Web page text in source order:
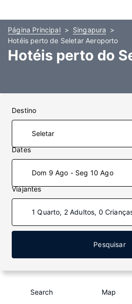
Página Principal
Singapura
Hotéis perto de Seletar Aeroporto
Hotéis perto do
Destino
Dates
Dom 9 Ago - Seg 10 Ago
Viajantes
1 Quarto, 2 Adultos, 0
Pesquisar
Search Map